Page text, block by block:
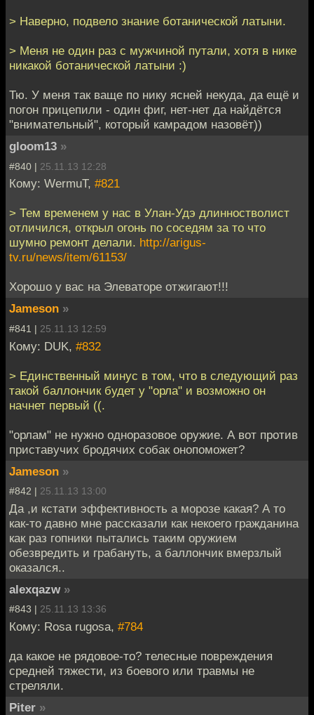
> Наверно, подвело знание ботанической латыни.
> Меня не один раз с мужчиной путали, хотя в нике
никакой ботанической латыни :)
Тю. У меня так ваще по нику ясней некуда, да ещё и
погон прицепили - один фиг, нет-нет да найдётся
"внимательный", который камрадом назовёт))
gloom13 »
#840 | 25.11.13 12:28
Кому: WermuT, #821
> Тем временем у нас в Улан-Удэ длинностволист
отличился, открыл огонь по соседям за то что
шумно ремонт делали. http://arigus-
tv.ru/news/item/61153/
Хорошо у вас на Элеваторе отжигают!!!
Jameson »
#841 | 25.11.13 12:59
Кому: DUK, #832
> Единственный минус в том, что в следующий раз
такой баллончик будет у "орла" и возможно он
начнет первый ((.
"орлам" не нужно одноразовое оружие. А вот против
приставучих бродячих собак онопоможет?
Jameson »
#842 | 25.11.13 13:00
Да ,и кстати эффективность а морозе какая? А то
как-то давно мне рассказали как некоего гражданина
как раз гопники пытались таким оружием
обезвредить и грабануть, а баллончик вмерзлый
оказался..
alexqazw »
#843 | 25.11.13 13:36
Кому: Rosa rugosa, #784
да какое не рядовое-то? телесные повреждения
средней тяжести, из боевого или травмы не
стреляли.
Piter »